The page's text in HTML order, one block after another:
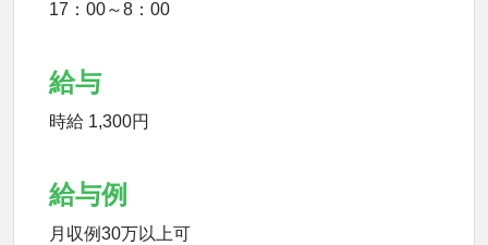
17：00～8：00
給与
時給 1,300円
給与例
月収例30万以上可